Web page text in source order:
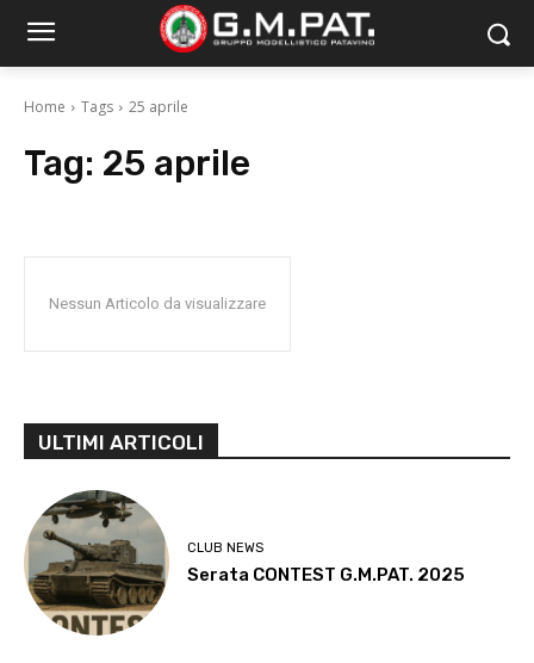
Home Tags 25 aprile
Tag: 25 aprile
Nessun Articolo da visualizzare
ULTIMI ARTICOLI
CLUB NEWS
Serata CONTEST G.M.PAT. 2025